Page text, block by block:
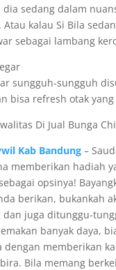
dia sedang dalam
kalau Si Bila
sebagai lambang
sungguh-sungguh
bisa refresh otak
Di Jual Bunga
Kab Bandung –
memberikan hadiah
opsinya!
berikan, bukankah
juga ditunggu-
banyak daya,
memberikan
Bila memang